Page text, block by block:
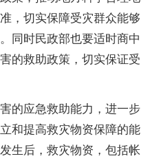
，切实保障受灾群众能够
同时民政部也要适时商中
的救助政策，切实保证受
应急救助能力，进一步
和提高救灾物资保障的能
生后，救灾物资，包括帐